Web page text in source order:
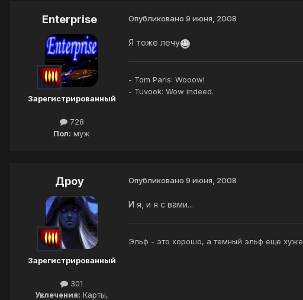
Enterprise
Зарегистрированный
728
Пол: муж
Опубликовано 9 июня, 2008
Я тоже лечу
- Tom Paris: Wooow!
- Tuvook: Wow indeed.
Дроу
Зарегистрированный
301
Увлечения: Карты,
Опубликовано 9 июня, 2008
И я, и я с вами...
Эльф - это хорошо, а темный эльф еще хуже